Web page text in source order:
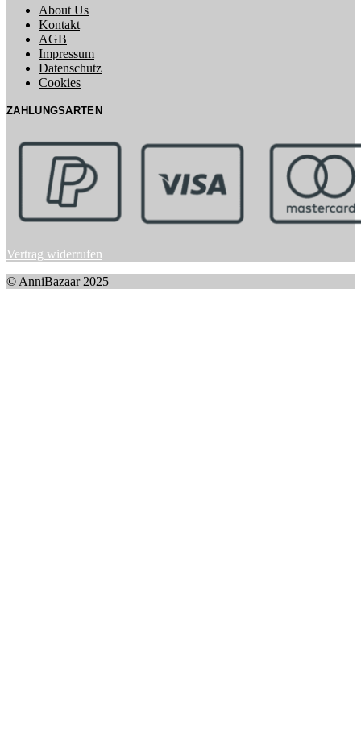
About Us
Kontakt
AGB
Impressum
Datenschutz
Cookies
ZAHLUNGSARTEN
Vertrag widerrufen
© AnniBazaar 2025